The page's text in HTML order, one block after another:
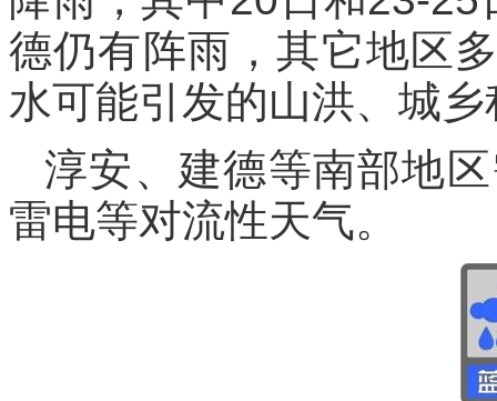
德仍有阵雨，其它地区
水可能引发的山洪、城
淳安、建德等南部地
雷电等对流性天气。